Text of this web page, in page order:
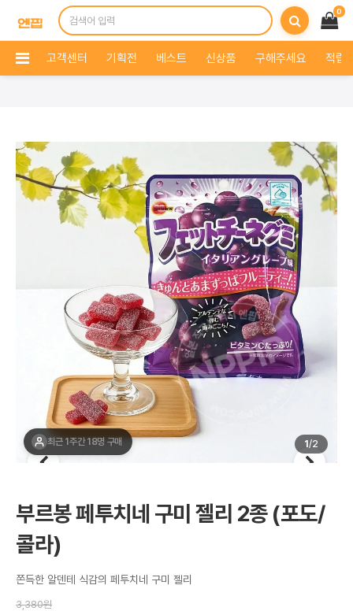
0
고객센터 기획전 베스트 신상품 구해주세요 적립
1 /2
최근 1주간 18명 구매
부르봉 페투치네 구미 젤리 2종 (포도/
콜라)
쫀득한 알덴테 식감의 페투치네 구미 젤리
3,380원